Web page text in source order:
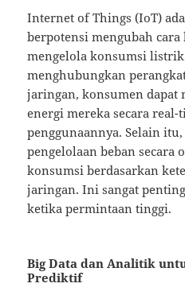
Internet of Things (IoT)
berpotensi mengubah
mengelola konsumsi
menghubungkan
jaringan, konsumen dapat
energi mereka secara
penggunaannya. Selain
pengelolaan beban secara
konsumsi berdasarkan
jaringan. Ini sangat
ketika permintaan tinggi.
Big Data dan Analitik
Prediktif